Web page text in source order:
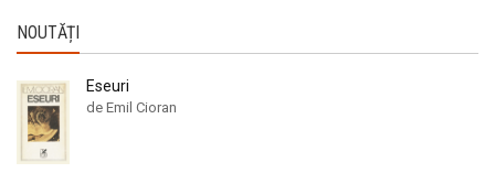
NOUTĂȚI
Eseuri
de Emil Cioran